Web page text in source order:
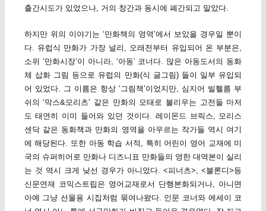
출간시도가 있었으나, 거의 창간과 동시에 폐간되고 말았다.
하지만 위의 이야기는 ‘만화책의 영역’에서 보았을 경우일 뿐이
다. 유럽식 만화가 가장 널리, 오래전부터 유입되어 온 부분은,
소위 ‘만화시장’이 아니라, ‘아동’ 코너다. 많은 아동도서의 동화
체 삽화 그림 등으로 유럽의 만화(식 글그림) 들이 일부 유입되
어 있었다. 그 이름은 항상 ‘그림책’이었지만, 심지어 빌헬름 부
쉬의 ‘막스&모리츠’ 같은 만화의 모태로 불리우는 고전들 마저
도 태연히 이미 들어와 있던 것이다. 레이몬드 브릭스, 모리스
센닥 같은 동화책과 만화의 영역을 아우르는 작가들 역시 여기
에 해당된다. 또한 아동 학습 서적, 특히 어린이 영어 교재에 미
국의 슈퍼히어로 만화나 디즈니표 만화들의 영한 대역본이 실리
는 것 역시 크게 낮선 경우가 아니었다. <피너츠>, <블론디>등
신문연재 코믹스트립은 영어교재로서 단행본화되거나, 아니면
아예 그냥 선물용 시집처럼 묶여나왔다. 인문 코너와 에세이 코